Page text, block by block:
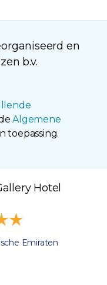
en
b.v.
Algemene
toepassing.
Hotel
Emiraten